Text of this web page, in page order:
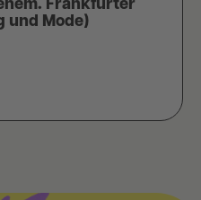
Frankfurter
und Mode)